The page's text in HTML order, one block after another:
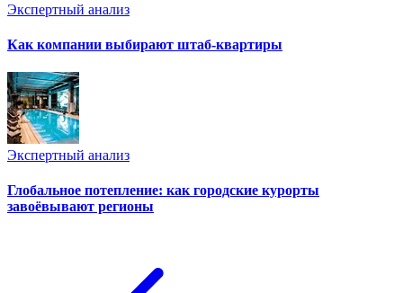
Экспертный анализ
Как компании выбирают штаб-квартиры
Экспертный анализ
Глобальное потепление: как городские курорты
завоёвывают регионы